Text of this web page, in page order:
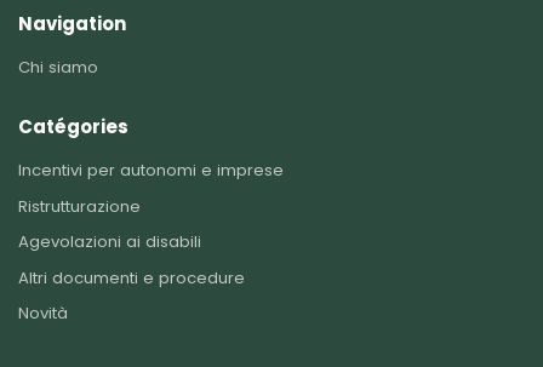
Navigation
Chi siamo
Catégories
Incentivi per autonomi e imprese
Ristrutturazione
Agevolazioni ai disabili
Altri documenti e procedure
Novità